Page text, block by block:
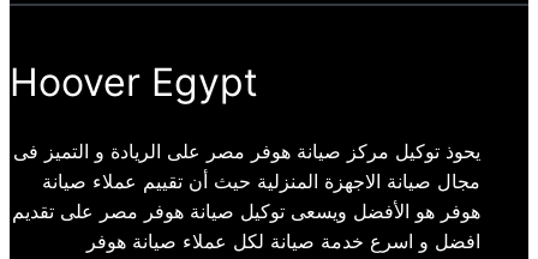
Hoover Egypt
يحوذ توكيل مركز صيانة هوفر مصر على الريادة و التميز فى
مجال صيانة الاجهزة المنزلية حيث أن تقييم عملاء صيانة
هوفر هو الأفضل ويسعى توكيل صيانة هوفر مصر على تقديم
افضل و اسرع خدمة صيانة لكل عملاء صيانة هوفر